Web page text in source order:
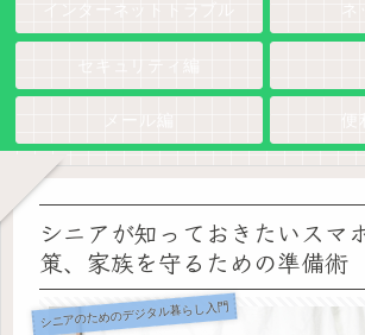
シニアが知っておきたいスマ
策、家族を守るための準備術
シニアのためのデジタル暮らし入門